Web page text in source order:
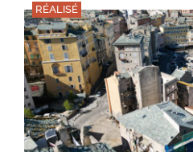
RÉALISÉ